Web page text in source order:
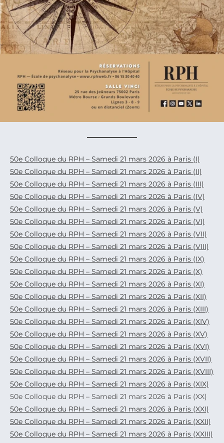
50e Colloque du RPH – Samedi 21 mars 2026 à Paris (I)
50e Colloque du RPH – Samedi 21 mars 2026 à Paris (II)
50e Colloque du RPH – Samedi 21 mars 2026 à Paris (III)
50e Colloque du RPH – Samedi 21 mars 2026 à Paris (IV)
50e Colloque du RPH – Samedi 21 mars 2026 à Paris (V)
50e Colloque du RPH – Samedi 21 mars 2026 à Paris (VI)
50e Colloque du RPH – Samedi 21 mars 2026 à Paris (VII)
50e Colloque du RPH – Samedi 21 mars 2026 à Paris (VIII)
50e Colloque du RPH – Samedi 21 mars 2026 à Paris (IX)
50e Colloque du RPH – Samedi 21 mars 2026 à Paris (X)
50e Colloque du RPH – Samedi 21 mars 2026 à Paris (XI)
50e Colloque du RPH – Samedi 21 mars 2026 à Paris (XII)
50e Colloque du RPH – Samedi 21 mars 2026 à Paris (XIII)
50e Colloque du RPH – Samedi 21 mars 2026 à Paris (XIV)
50e Colloque du RPH – Samedi 21 mars 2026 à Paris (XV)
50e Colloque du RPH – Samedi 21 mars 2026 à Paris (XVI)
50e Colloque du RPH – Samedi 21 mars 2026 à Paris (XVII)
50e Colloque du RPH – Samedi 21 mars 2026 à Paris (XVIII)
50e Colloque du RPH – Samedi 21 mars 2026 à Paris (XIX)
50e Colloque du RPH – Samedi 21 mars 2026 à Paris (XX)
50e Colloque du RPH – Samedi 21 mars 2026 à Paris (XXI)
50e Colloque du RPH – Samedi 21 mars 2026 à Paris (XXII)
50e Colloque du RPH – Samedi 21 mars 2026 à Paris (XXIII)